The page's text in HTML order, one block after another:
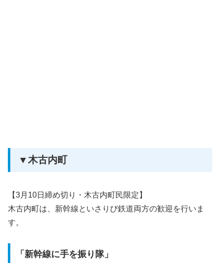
▼木古内町
【3月10日締め切り・木古内町民限定】
木古内町は、新幹線といさりび鉄道両方の歓迎を行いま
す。
「新幹線に手を振り隊」